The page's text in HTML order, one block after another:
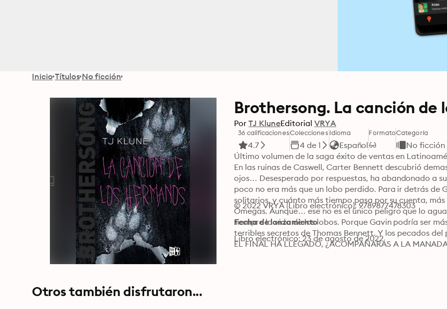
Inicio Títulos No ficción
Brothersong. La canción de
Por TJ KluneEditorial VRYA
36 calificaciones
4.7
Colecciones
4 de 1
Idioma
Español
FormatoCategoría
No ficción
Último volumen de la saga éxito de ventas en
En las ruinas de Caswell, Carter Bennett descubrió
ojos… Desesperado por respuestas, ha abandonado a
poco no era más que un lobo perdido. Para ir detrás de
solitarios, y cuánto más tiempo pasa por su cuenta,
Omegas. Aunque… ese no es el único peligro que lo
siempre la vida de los lobos. Porque Gavin podría ser
terribles secretos de Thomas Bennett. Y los pecados del
EL FINAL HA LLEGADO, ¿ACOMPAÑARÁS A LA
© 2022 VRYA (Libro electrónico): 9789877478303
Fecha de lanzamiento
Libro electrónico: 23 de agosto de 2022
Otros también disfrutaron...